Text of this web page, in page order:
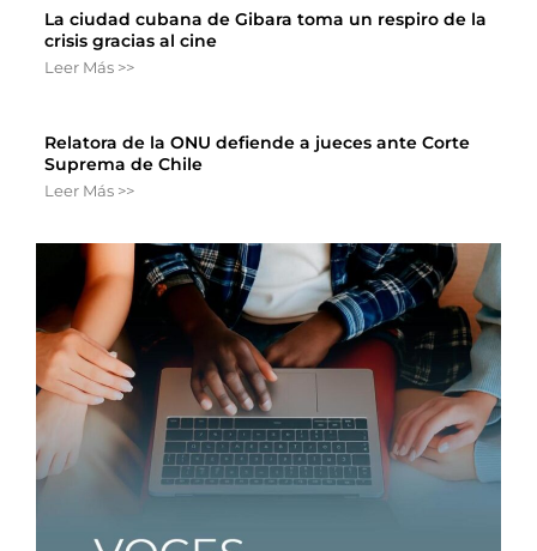
La ciudad cubana de Gibara toma un respiro de la
crisis gracias al cine
Leer Más >>
Relatora de la ONU defiende a jueces ante Corte
Suprema de Chile
Leer Más >>